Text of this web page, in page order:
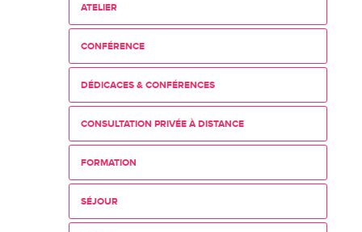
ATELIER
CONFÉRENCE
DÉDICACES & CONFÉRENCES
CONSULTATION PRIVÉE À DISTANCE
FORMATION
SÉJOUR